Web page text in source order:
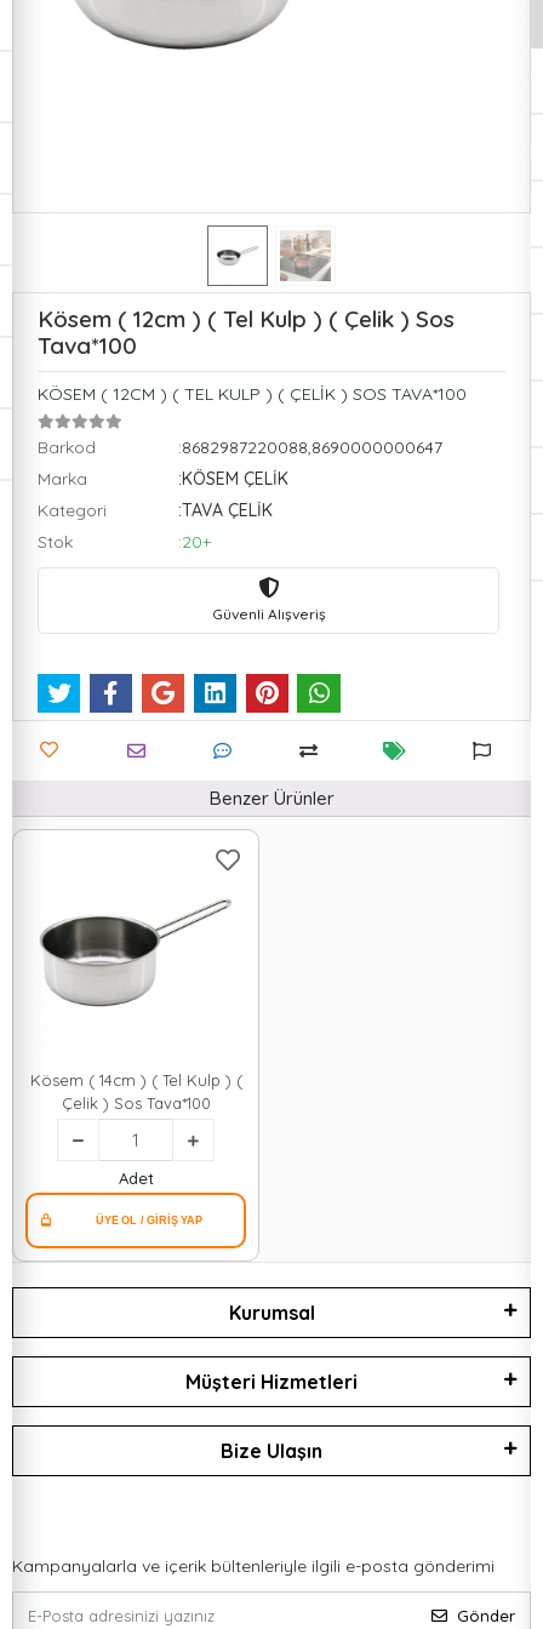
Kösem ( 12cm ) ( Tel Kulp ) ( Çelik ) Sos
Tava*100
KÖSEM ( 12CM ) ( TEL KULP ) ( ÇELİK ) SOS TAVA*100
Barkod
:8682987220088,8690000000647
Marka
:KÖSEM ÇELİK
Kategori
:TAVA ÇELİK
Stok
:20+
Güvenli Alışveriş
Benzer Ürünler
Kösem ( 14cm ) ( Tel Kulp ) (
Çelik ) Sos Tava*100
Adet
Kurumsal
Müşteri Hizmetleri
Bize Ulaşın
Kampanyalarla ve içerik bültenleriyle ilgili e-posta gönderimi
Gönder